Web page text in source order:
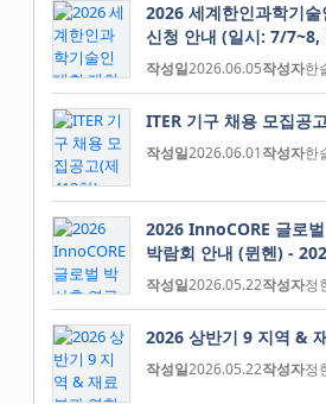
2026 세계한인과학기
신청 안내 (일시: 7/
작성일2026.06.05작성자한
ITER 기구 채용 모집공
작성일2026.06.01작성자한
2026 InnoCORE 글로
박람회 안내 (뮌헨) -
작성일2026.05.22작성자정
2026 상반기 9 지역 &
작성일2026.05.22작성자정